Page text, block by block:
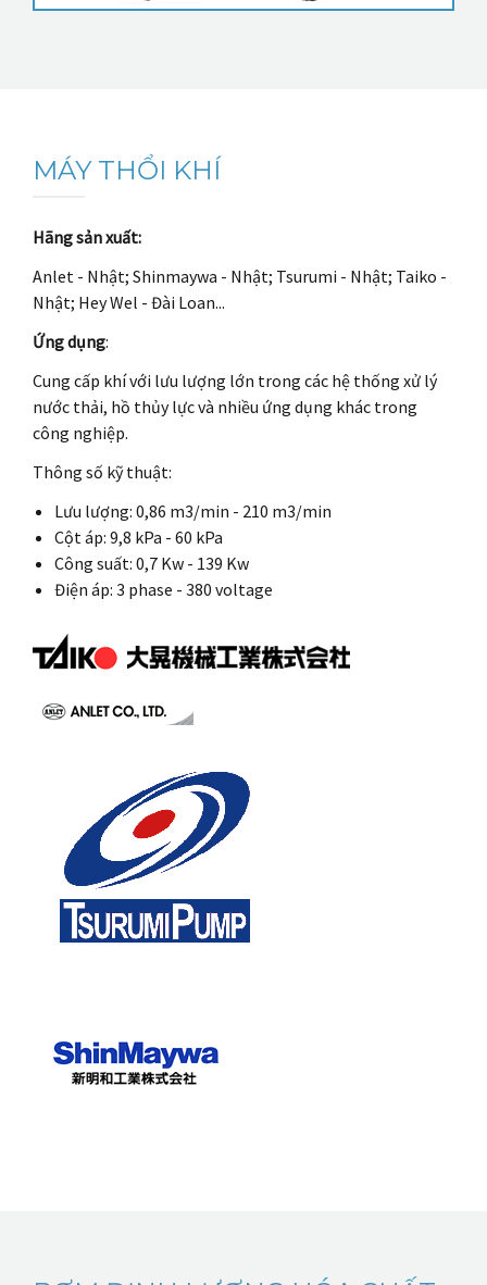
MÁY THỔI KHÍ
Hãng sản xuất:
Anlet - Nhật; Shinmaywa - Nhật; Tsurumi - Nhật; Taiko -
Nhật; Hey Wel - Đài Loan...
Ứng dụng:
Cung cấp khí với lưu lượng lớn trong các hệ thống xử lý
nước thải, hồ thủy lực và nhiều ứng dụng khác trong
công nghiệp.
Thông số kỹ thuật:
Lưu lượng: 0,86 m3/min - 210 m3/min
Cột áp: 9,8 kPa - 60 kPa
Công suất: 0,7 Kw - 139 Kw
Điện áp: 3 phase - 380 voltage